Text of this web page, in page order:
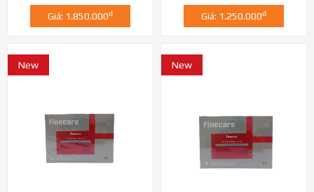
Giá: 1.850.000đ Giá: 1.250.000đ
New New